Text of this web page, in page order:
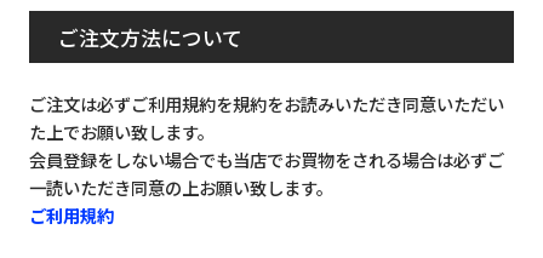
ご注文方法について
ご注文は必ずご利用規約を規約をお読みいただき同意いただい
た上でお願い致します。
会員登録をしない場合でも当店でお買物をされる場合は必ずご
一読いただき同意の上お願い致します。
ご利用規約